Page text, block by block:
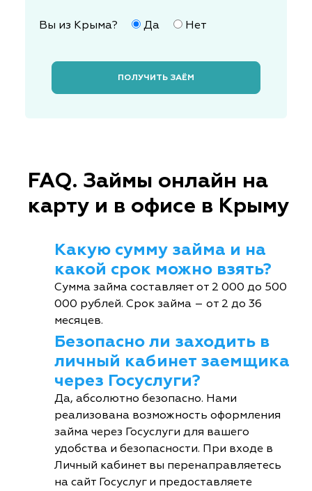
Вы из Крыма? Да Нет
ПОЛУЧИТЬ ЗАЁМ
FAQ. Займы онлайн на
карту и в офисе в Крыму
Какую сумму займа и на
какой срок можно взять?
Сумма займа составляет от 2 000 до 500
000 рублей. Срок займа – от 2 до 36
месяцев.
Безопасно ли заходить в
личный кабинет заемщика
через Госуслуги?
Да, абсолютно безопасно. Нами
реализована возможность оформления
займа через Госуслуги для вашего
удобства и безопасности. При входе в
Личный кабинет вы перенаправляетесь
на сайт Госуслуг и предоставляете